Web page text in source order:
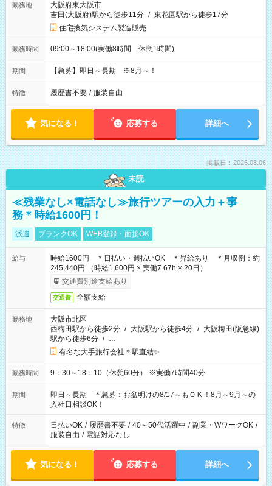
勤務地
大阪府東大阪市
吉田(大阪府)駅から徒歩11分 / 東花園駅から徒歩17分
住宅換気システム製造販売
勤務時間 09:00～18:00(実働8時間 休憩1時間)
期間 【急募】即日～長期 ※8月～！
特徴 履歴書不要 / 服装自由
気になる！ 応募する 詳細へ
掲載日：2026.08.06
未読
≪残業なし×電話なし≫旅行ツアーの入力＋事
務＊時給1600円！
派遣 ブランクOK WEB登録・面接OK
給与
時給1600円 ＊日払い・週払いOK ＊昇給あり ＊月収例：約
245,440円 （時給1,600円 × 実働7.67h × 20日）
交通費別途支給あり
交通費 全額支給
勤務地
大阪市北区
西梅田駅から徒歩2分 / 大阪駅から徒歩4分 / 大阪梅田(阪急線)
駅から徒歩6分 / …
有名な大手旅行会社＊駅直結✨
勤務時間 9：30～18：10（休憩60分） ※実働7時間40分
期間
即日～長期 ＊急募：お盆明けの8/17～もＯＫ！8月～9月～の
入社日相談OK！
特徴 日払いOK / 履歴書不要 / 40～50代活躍中 / 副業・WワークOK /
服装自由 / 電話対応なし
気になる！ 応募する 詳細へ